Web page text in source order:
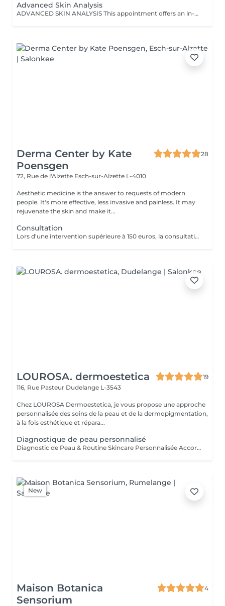
Advanced Skin Analysis
ADVANCED SKIN ANALYSIS This appointment offers an in-depth skin analysis, combining professional expertise with technology-assisted diagnostics. With this analysis tool, it is possible to precisely observe the skin's true condition and identify various concerns such as dehydration, sensitivity, imperfections, enlarged pores, pigmentation spots, UV damage, or early signs of aging. This approach goes beyond traditional observation, providing a reliable and accurate diagnosis. At the end of the appointment, a personalized care plan is proposed to guide you toward the most appropriate treatments or protocols. An essential appointment to better understand your skin and implement a targeted, coherent, and effective skincare strategy. DEDUCTIBLE WHEN STARTING A PROTOCOL OR PURCHASING SUITABLE PRODUCTS (from 3 products).
Derma Center by Kate
Poensgen
28
72, Rue de l'Alzette Esch-sur-Alzette L-4010
Aesthetic medicine is the answer to requests of modern
people. It's more effective, less invasive and painless. It may
rejuvenate the skin and make it...
Consultation
Lors d'une intervention supérieure à 150 euros, la consultation est gratuite.
LOUROSA. dermoestetica
19
116, Rue Pasteur Dudelange L-3543
Chez LOUROSA Dermoestetica, je vous propose une approche
personnalisée des soins de la peau et de la dermopigmentation,
à la fois esthétique et répara...
Diagnostique de peau personnalisé
Diagnostic de Peau & Routine Skincare Personnalisée Accordez à votre peau l'attention qu'elle mérite grâce à un accompagnement entièrement sur mesure. Pendant 1 heure, nous prenons le temps d'analyser votre peau en profondeur afin d'identifier précisément votre type de peau ainsi que son état actuel. Cet échange me permet de comprendre vos habitudes, votre mode de vie et vos objectifs, afin de vous proposer des solutions réellement adaptées. À l'issue de ce diagnostic, vous bénéficiez de : * Une routine skincare personnalisée à domicile, simple, efficace et adaptée à votre quotidien * Une sélection de produits ciblés, parfaitement adaptés à votre peau * Des conseils professionnels pour améliorer durablement la qualité de votre peau * Un plan de soins en institut, conçu sur mesure pour optimiser vos résultats Chaque recommandation est pensée pour s'intégrer facilement à votre mode de vie, avec une approche réaliste et progressive.
New
Maison Botanica
Sensorium
4